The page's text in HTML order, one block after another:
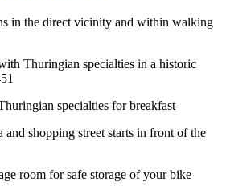
in the direct vicinity and within walking
Thuringian specialties in a historic
specialties for breakfast
and shopping street starts in front of the
room for safe storage of your bike